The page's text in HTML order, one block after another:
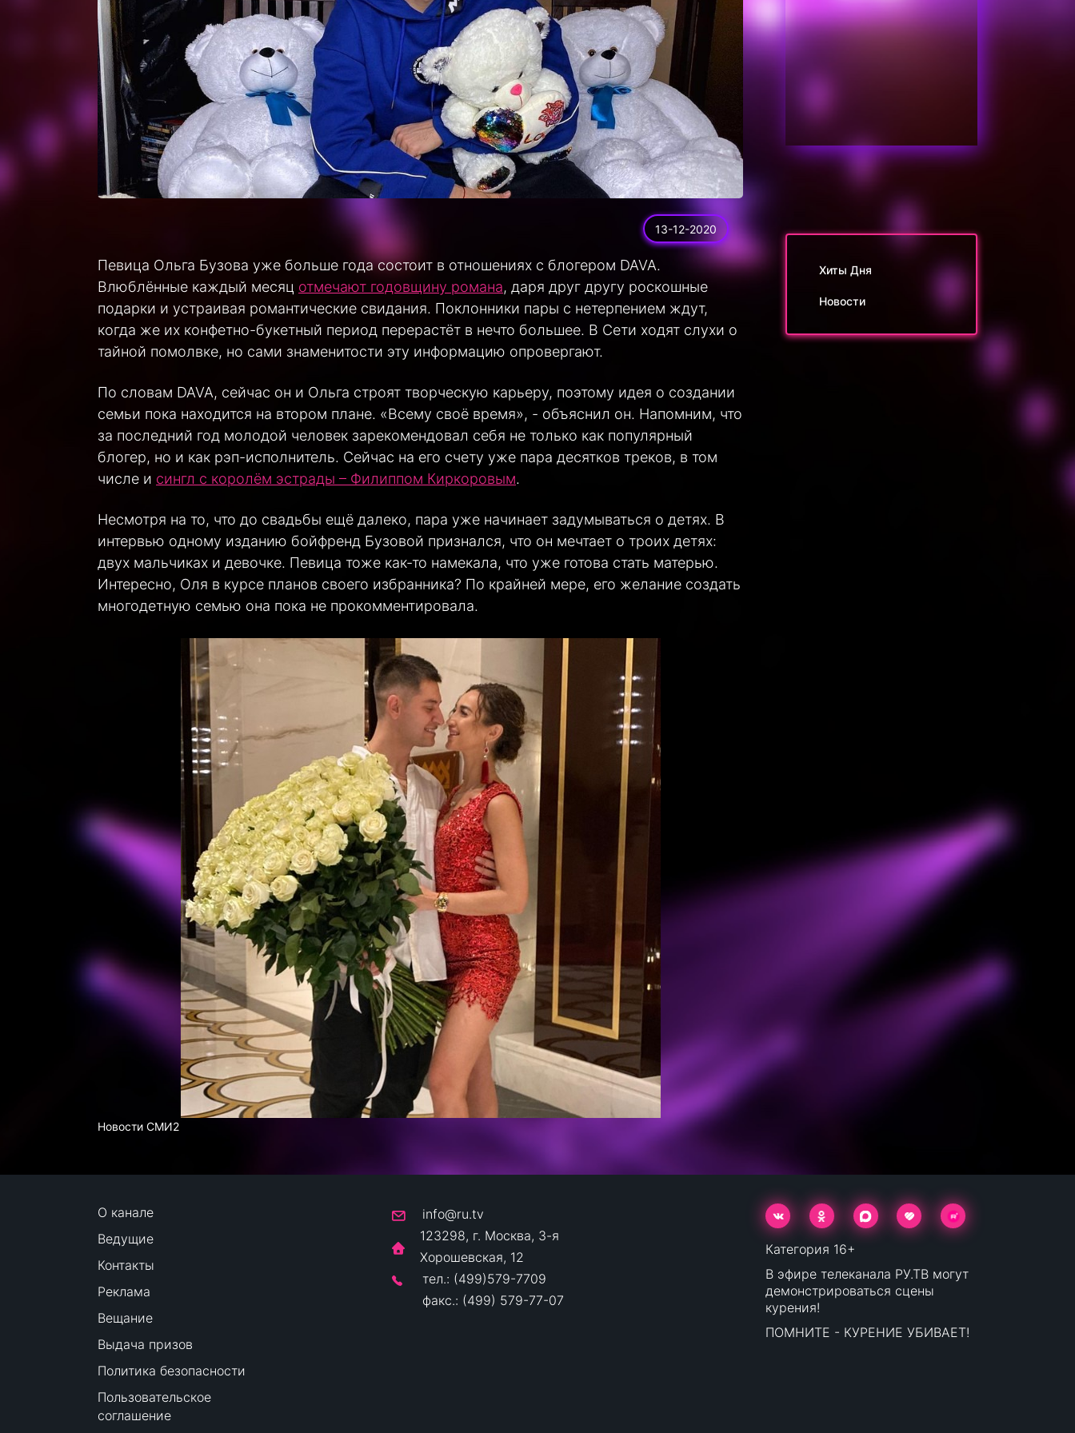
13-12-2020
Певица Ольга Бузова уже больше года состоит в отношениях с блогером DAVA.
Влюблённые каждый месяц отмечают годовщину романа, даря друг другу роскошные
подарки и устраивая романтические свидания. Поклонники пары с нетерпением ждут,
когда же их конфетно-букетный период перерастёт в нечто большее. В Сети ходят слухи о
тайной помолвке, но сами знаменитости эту информацию опровергают.
По словам DAVA, сейчас он и Ольга строят творческую карьеру, поэтому идея о создании
семьи пока находится на втором плане. «Всему своё время», - объяснил он. Напомним, что
за последний год молодой человек зарекомендовал себя не только как популярный
блогер, но и как рэп-исполнитель. Сейчас на его счету уже пара десятков треков, в том
числе и сингл с королём эстрады – Филиппом Киркоровым.
Несмотря на то, что до свадьбы ещё далеко, пара уже начинает задумываться о детях. В
интервью одному изданию бойфренд Бузовой признался, что он мечтает о троих детях:
двух мальчиках и девочке. Певица тоже как-то намекала, что уже готова стать матерью.
Интересно, Оля в курсе планов своего избранника? По крайней мере, его желание создать
многодетную семью она пока не прокомментировала.
Новости СМИ2
Хиты Дня
Новости
О канале
Ведущие
Контакты
Реклама
Вещание
Выдача призов
Политика безопасности
Пользовательское
соглашение
info@ru.tv
123298, г. Москва, 3-я
Хорошевская, 12
тел.: (499)579-7709
факс.: (499) 579-77-07
Категория 16+
В эфире телеканала РУ.ТВ могут
демонстрироваться сцены
курения!
ПОМНИТЕ - КУРЕНИЕ УБИВАЕТ!